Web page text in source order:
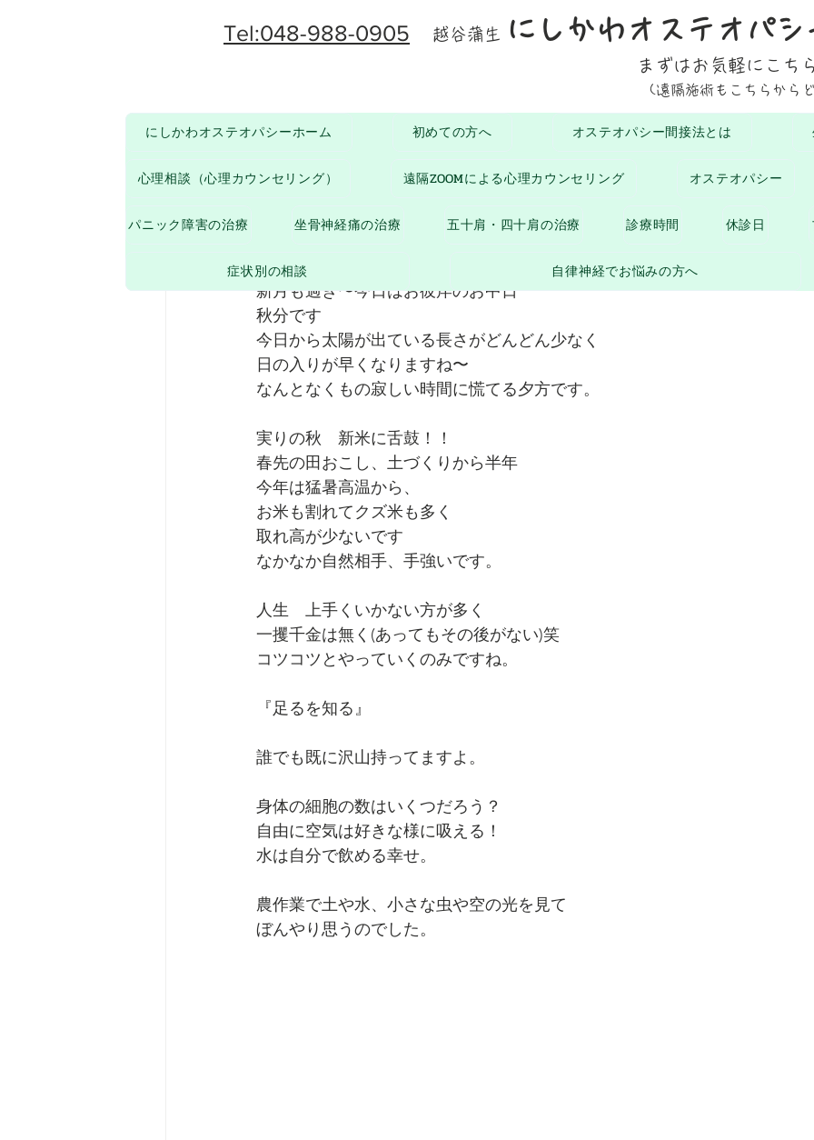
Tel:048-988-0905 越谷蒲生 にしかわオステオパシ
まずはお気軽にこち
(遠隔施術もこちらからど
鱗雲
Shigeru Nishikawa 2025年9月23日 読了時間: 1分
新月も過ぎ〜今日はお彼岸のお中日
秋分です
今日から太陽が出ている長さがどんどん少なく
日の入りが早くなりますね〜
なんとなくもの寂しい時間に慌てる夕方です。
実りの秋　新米に舌鼓！！
春先の田おこし、土づくりから半年
今年は猛暑高温から、
お米も割れてクズ米も多く
取れ高が少ないです
なかなか自然相手、手強いです。
人生　上手くいかない方が多く
一攫千金は無く(あってもその後がない)笑
コツコツとやっていくのみですね。
『足るを知る』
誰でも既に沢山持ってますよ。
身体の細胞の数はいくつだろう？
自由に空気は好きな様に吸える！
水は自分で飲める幸せ。
農作業で土や水、小さな虫や空の光を見て
ぼんやり思うのでした。
にしかわオステオパシーホーム 初めての方へ オステオパシー間接法とは
心理相談（心理カウンセリング） 遠隔ZOOMによる心理カウンセリング オステオパシー
パニック障害の治療 坐骨神経痛の治療 五十肩・四十肩の治療 診療時間 休診日
症状別の相談 自律神経でお悩みの方へ